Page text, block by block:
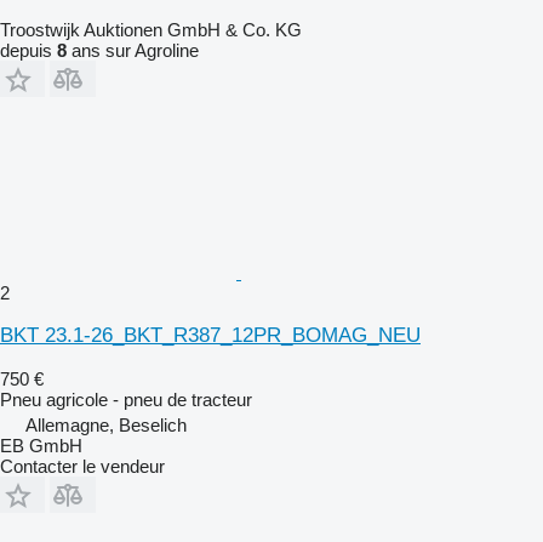
Troostwijk Auktionen GmbH & Co. KG
depuis 8 ans sur Agroline
2
BKT 23.1-26_BKT_R387_12PR_BOMAG_NEU
750 €
Pneu agricole - pneu de tracteur
Allemagne, Beselich
EB GmbH
Contacter le vendeur